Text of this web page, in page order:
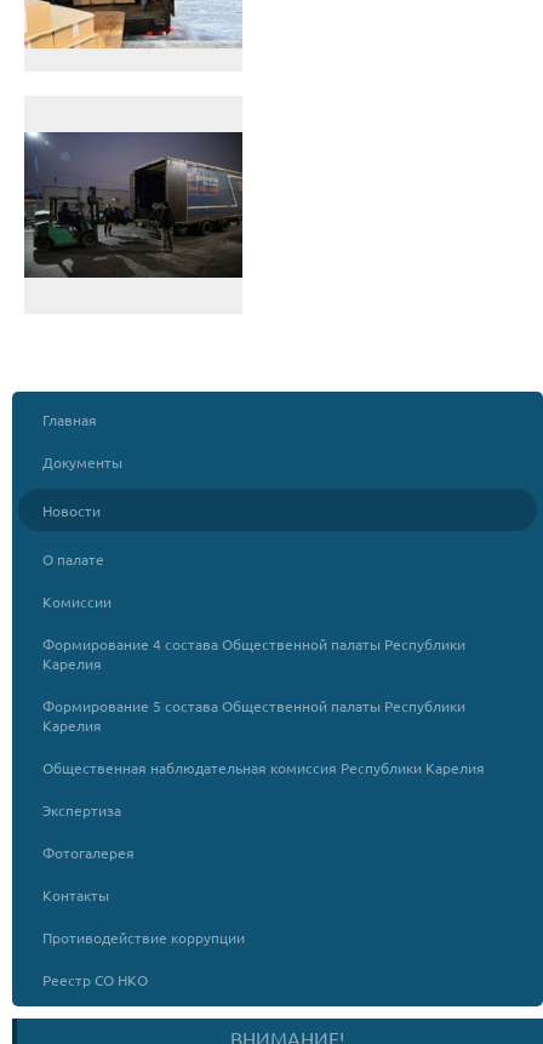
Главная
Документы
Новости
О палате
Комиссии
Формирование 4 состава Общественной палаты Республики
Карелия
Формирование 5 состава Общественной палаты Республики
Карелия
Общественная наблюдательная комиссия Республики Карелия
Экспертиза
Фотогалерея
Контакты
Противодействие коррупции
Реестр СО НКО
ВНИМАНИЕ!